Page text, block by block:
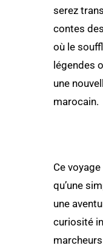
serez
contes
où le
légendes
une
marocain.
Ce
qu’une
une
curiosité